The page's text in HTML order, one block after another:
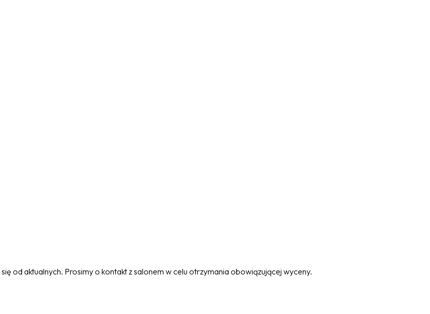
od aktualnych. Prosimy o kontakt z salonem w celu otrzymania obowiązującej wyceny.